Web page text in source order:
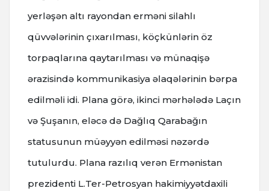
yerləşən altı rayondan erməni silahlı
qüvvələrinin çıxarılması, köçkünlərin öz
torpaqlarına qaytarılması və münaqişə
ərazisində kommunikasiya əlaqələrinin bərpa
edilməli idi. Plana görə, ikinci mərhələdə Laçın
və Şuşanın, eləcə də Dağlıq Qarabağın
statusunun müəyyən edilməsi nəzərdə
tutulurdu. Plana razılıq verən Ermənistan
prezidenti L.Ter-Petrosyan hakimiyyətdaxili